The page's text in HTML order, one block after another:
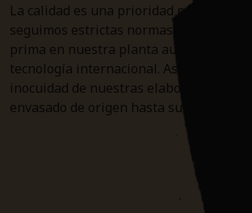
La calidad es una prioridad para
seguimos estrictas normas de control
prima en nuestra planta automatizada
tecnología internacional. Así logramos
inocuidad de nuestras elaboraciones
envasado de origen hasta su consumo.